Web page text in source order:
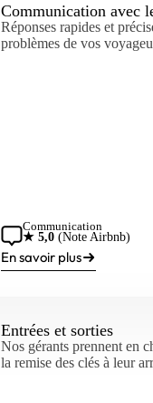
Communication avec
Réponses rapides et
problèmes de vos
Communication
★ 5,0 (Note Airbnb)
En savoir plus
Entrées et sorties
Nos gérants prennent en
la remise des clés à leur